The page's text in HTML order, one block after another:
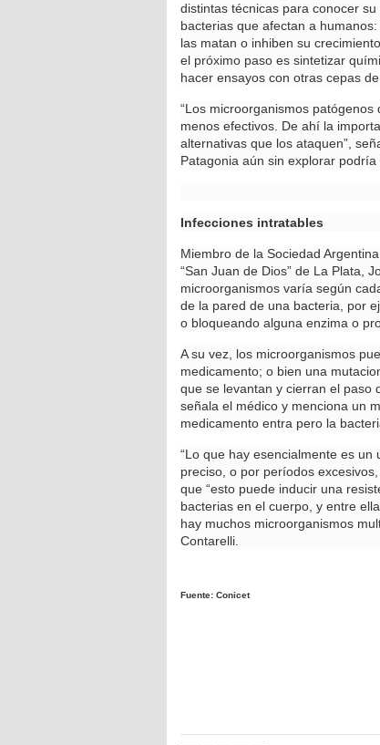
distintas técnicas para conocer
bacterias que afectan a humanos:
las matan o inhiben su
el próximo paso es sintetizar
hacer ensayos con otras cepas
“Los microorganismos
menos efectivos. De ahí la
alternativas que los ataquen”,
Patagonia aún sin explorar
Infecciones intratables
Miembro de la Sociedad
“San Juan de Dios” de La Plata,
microorganismos varía según
de la pared de una bacteria, por
o bloqueando alguna enzima o
A su vez, los microorganismos
medicamento; o bien una
que se levantan y cierran el paso
señala el médico y menciona un
medicamento entra pero la
“Lo que hay esencialmente es
preciso, o por períodos
que “esto puede inducir una
bacterias en el cuerpo, y entre
hay muchos microorganismos
Contarelli.
Fuente: Conicet